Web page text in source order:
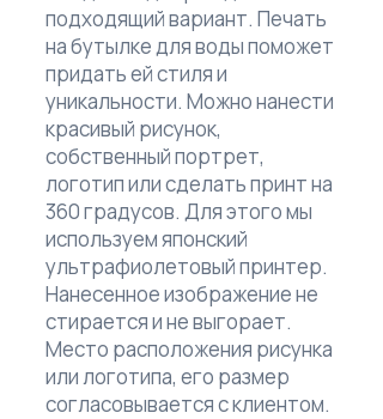
подходящий вариант. Печать
на бутылке для воды поможет
придать ей стиля и
уникальности. Можно нанести
красивый рисунок,
собственный портрет,
логотип или сделать принт на
360 градусов. Для этого мы
используем японский
ультрафиолетовый принтер.
Нанесенное изображение не
стирается и не выгорает.
Место расположения рисунка
или логотипа, его размер
согласовывается с клиентом.